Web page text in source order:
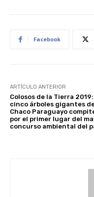
Facebook
ARTÍCULO ANTERIOR
Colosos de la Tierra 2019:
cinco árboles gigantes
Chaco Paraguayo
por el primer lugar del
concurso ambiental del